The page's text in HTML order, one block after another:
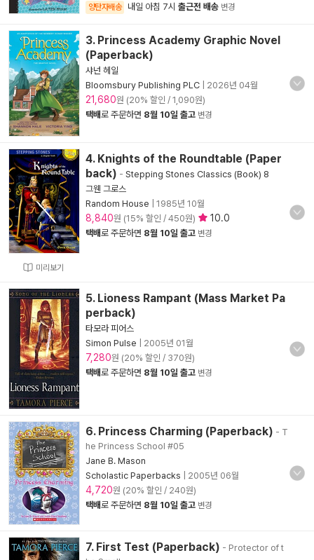
양탄자배송 내일 아침 7시 출근전 배송 변경
3. Princess Academy Graphic Novel
(Paperback)
샤넌 헤일
Bloomsbury Publishing PLC
2026년 04월
21,680원 (20% 할인 / 1,090원)
택배로 주문하면 8월 10일 출고 변경
미리보기
4. Knights of the Roundtable (Paper
back) - Stepping Stones Classics (Book) 8
그웬 그로스
Random House
1985년 10월
8,840원 (15% 할인 / 450원) 10.0
택배로 주문하면 8월 10일 출고 변경
5. Lioness Rampant (Mass Market Pa
perback)
타모라 피어스
Simon Pulse
2005년 01월
7,280원 (20% 할인 / 370원)
택배로 주문하면 8월 10일 출고 변경
6. Princess Charming (Paperback) - T
he Princess School #05
Jane B. Mason
Scholastic Paperbacks
2005년 06월
4,720원 (20% 할인 / 240원)
택배로 주문하면 8월 10일 출고 변경
7. First Test (Paperback) - Protector of t